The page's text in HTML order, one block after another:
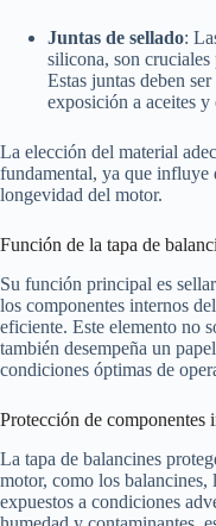
Juntas de sellado:
silicona, son cruciales
Estas juntas deben
exposición a aceites y
La elección del material
fundamental, ya que influye
longevidad del motor.
Función de la tapa de
Su función principal es
los componentes internos
eficiente. Este elemento no
también desempeña un
condiciones óptimas de
Protección de componentes
La tapa de balancines
motor, como los balancines,
expuestos a condiciones